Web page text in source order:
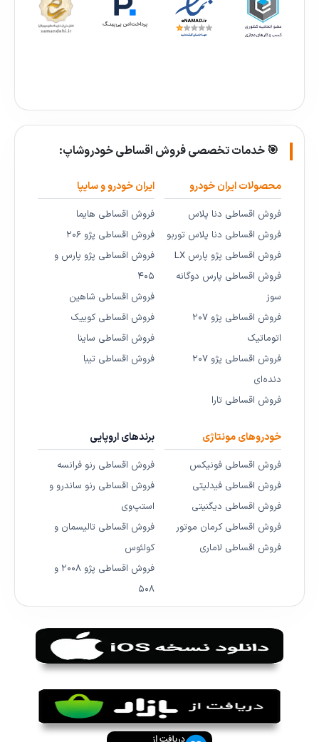
🎯 خدمات تخصصی فروش اقساطی خودروشاپ:
محصولات ایران خودرو
فروش اقساطی دنا پلاس
فروش اقساطی دنا پلاس توربو
فروش اقساطی پژو پارس LX
فروش اقساطی پارس دوگانه
سوز
فروش اقساطی پژو ۲۰۷
اتوماتیک
فروش اقساطی پژو ۲۰۷
دنده‌ای
فروش اقساطی تارا
ایران خودرو و سایپا
فروش اقساطی هایما
فروش اقساطی پژو ۲۰۶
فروش اقساطی پژو پارس و
۴۰۵
فروش اقساطی شاهین
فروش اقساطی کوییک
فروش اقساطی ساینا
فروش اقساطی تیبا
خودروهای مونتاژی
فروش اقساطی فونیکس
فروش اقساطی فیدلیتی
فروش اقساطی دیگنیتی
فروش اقساطی کرمان موتور
فروش اقساطی لاماری
برندهای اروپایی
فروش اقساطی رنو فرانسه
فروش اقساطی رنو ساندرو و
استپ‌وی
فروش اقساطی تالیسمان و
کولئوس
فروش اقساطی پژو ۲۰۰۸ و
۵۰۸